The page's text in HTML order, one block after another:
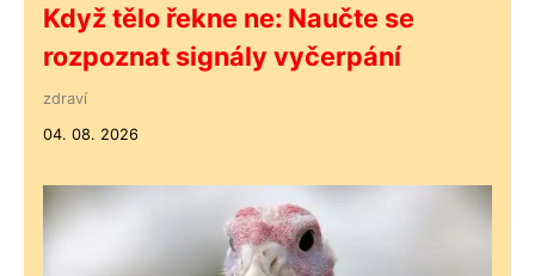
Když tělo řekne ne: Naučte se
rozpoznat signály vyčerpání
zdraví
04. 08. 2026